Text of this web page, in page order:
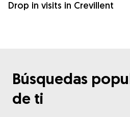
Drop in visits in Crevillent
Búsquedas
de ti